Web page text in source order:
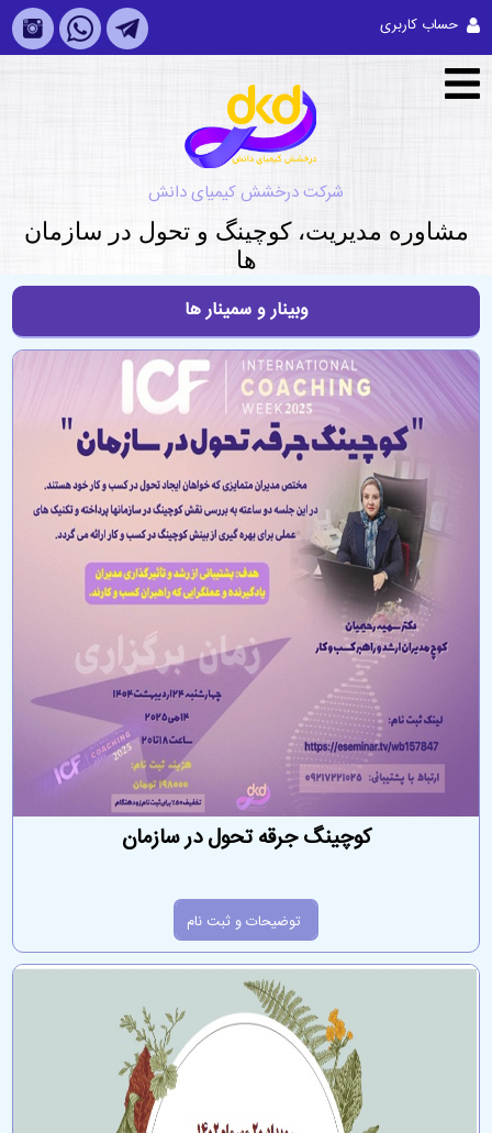
حساب کاربری
شرکت درخشش کیمیای دانش
مشاوره مديريت، کوچینگ و تحول در سازمان
ها
وبینار و سمینار ها
کوچینگ جرقه تحول در سازمان
توضیحات و ثبت نام